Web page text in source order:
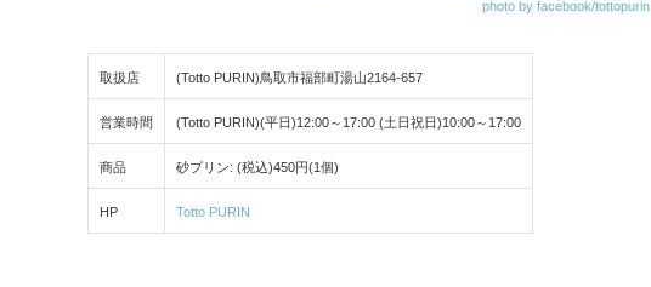
photo by facebook/tottopurin
取扱店 (Totto PURIN)鳥取市福部町湯山2164-657
営業時間 (Totto PURIN)(平日)12:00～17:00 (土日祝日)10:00～17:00
商品 砂プリン: (税込)450円(1個)
HP Totto PURIN